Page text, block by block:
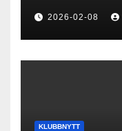
2026-02-08
KLUBBNYTT